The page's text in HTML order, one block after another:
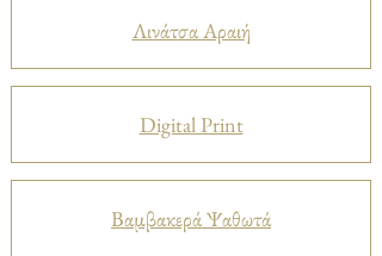
Λινάτσα Αραιή
Digital Print
Βαμβακερά Ψαθωτά